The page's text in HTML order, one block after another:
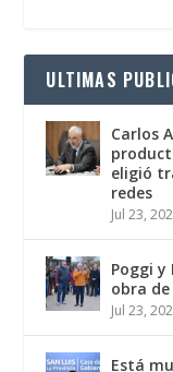
ULTIMAS
Carlos
eligió
redes
Jul 23,
Poggi
obra
Jul 23,
Está